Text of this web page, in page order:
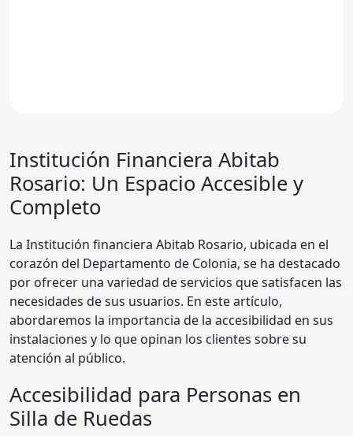
Institución Financiera Abitab
Rosario: Un Espacio Accesible y
Completo
La Institución financiera Abitab Rosario, ubicada en el
corazón del Departamento de Colonia, se ha destacado
por ofrecer una variedad de servicios que satisfacen las
necesidades de sus usuarios. En este artículo,
abordaremos la importancia de la accesibilidad en sus
instalaciones y lo que opinan los clientes sobre su
atención al público.
Accesibilidad para Personas en
Silla de Ruedas